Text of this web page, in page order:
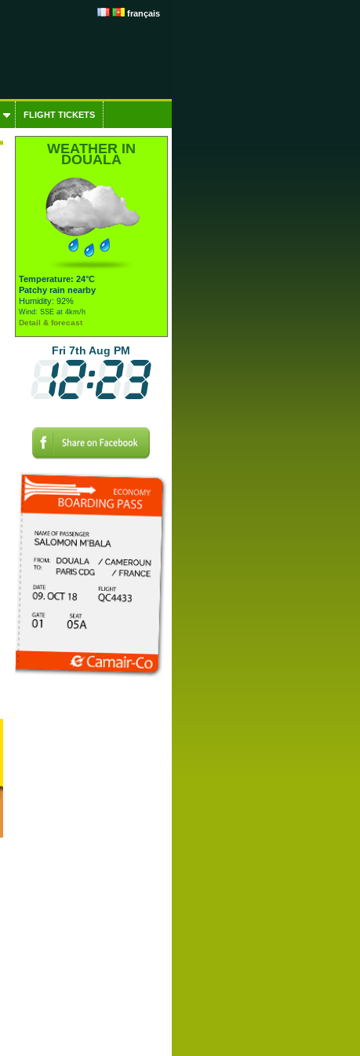
français
FLIGHT TICKETS
WEATHER IN
DOUALA
Temperature: 24°C
Patchy rain nearby
Humidity: 92%
Wind: SSE at 4km/h
Detail & forecast
Fri 7th Aug PM